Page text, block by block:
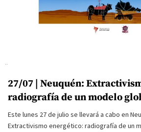
27/07 | Neuquén:
radiografía de un modelo
Este lunes 27 de julio se llevará a cabo en
Extractivismo energético: radiografía de un